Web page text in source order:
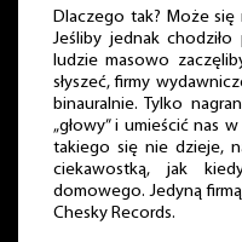
Dlaczego tak? Może się
Jeśliby jednak
ludzie masowo
słyszeć, firmy
binauralnie. Tylko
„głowy” i umieścić nas
takiego się nie dzieje,
ciekawostką, jak
domowego. Jedyną
Chesky Records.